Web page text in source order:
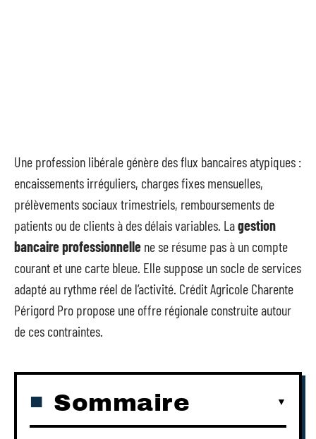
Une profession libérale génère des flux bancaires atypiques :
encaissements irréguliers, charges fixes mensuelles,
prélèvements sociaux trimestriels, remboursements de
patients ou de clients à des délais variables. Lagestion
bancaire professionnelle ne se résume pas à un compte
courant et une carte bleue. Elle suppose un socle de services
adapté au rythme réel de l’activité. Crédit Agricole Charente
Périgord Pro propose une offre régionale construite autour
de ces contraintes.
Sommaire